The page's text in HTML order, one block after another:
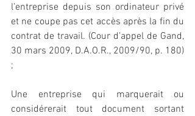
l’entreprise depuis son ordinateur privé
et ne coupe pas cet accès après la fin du
contrat de travail. (Cour d’appel de Gand,
30 mars 2009, D.A.O.R., 2009/90, p. 180)
;
Une entreprise qui marquerait ou
considérerait tout document sortant